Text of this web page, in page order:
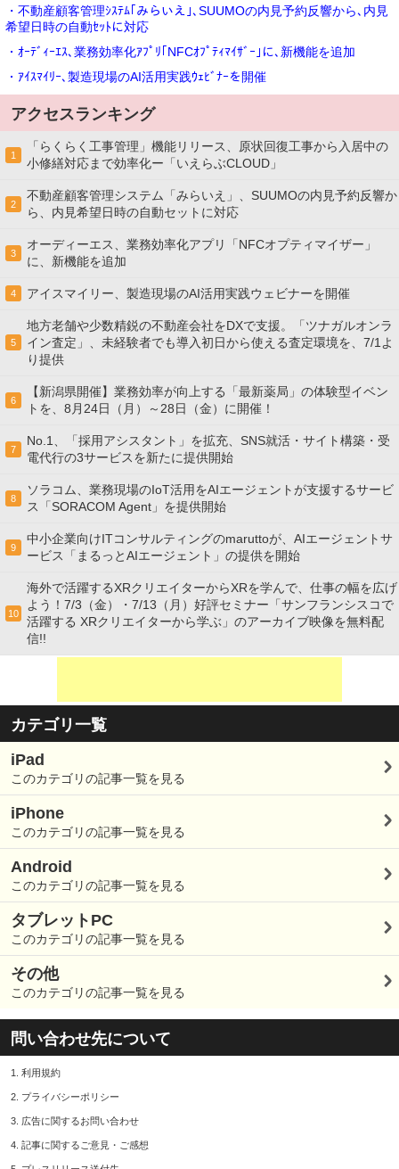
・不動産顧客管理ｼｽﾃﾑ｢みらいえ｣､SUUMOの内見予約反響から､内見
希望日時の自動ｾｯﾄに対応
・ｵｰﾃﾞｨｰｴｽ､業務効率化ｱﾌﾟﾘ｢NFCｵﾌﾟﾃｨﾏｲｻﾞｰ｣に､新機能を追加
・ｱｲｽﾏｲﾘｰ､製造現場のAI活用実践ｳｪﾋﾞﾅｰを開催
アクセスランキング
1
「らくらく工事管理」機能リリース、原状回復工事から入居中の
小修繕対応まで効率化ー「いえらぶCLOUD」
2
不動産顧客管理システム「みらいえ」、SUUMOの内見予約反響か
ら、内見希望日時の自動セットに対応
3
オーディーエス、業務効率化アプリ「NFCオプティマイザー」
に、新機能を追加
4 アイスマイリー、製造現場のAI活用実践ウェビナーを開催
5
地方老舗や少数精鋭の不動産会社をDXで支援。「ツナガルオンラ
イン査定」、未経験者でも導入初日から使える査定環境を、7/1よ
り提供
6
【新潟県開催】業務効率が向上する「最新薬局」の体験型イベン
トを、8月24日（月）～28日（金）に開催！
7
No.1、「採用アシスタント」を拡充、SNS就活・サイト構築・受
電代行の3サービスを新たに提供開始
8
ソラコム、業務現場のIoT活用をAIエージェントが支援するサービ
ス「SORACOM Agent」を提供開始
9
中小企業向けITコンサルティングのmaruttoが、AIエージェントサ
ービス「まるっとAIエージェント」の提供を開始
10
海外で活躍するXRクリエイターからXRを学んで、仕事の幅を広げ
よう！7/3（金）・7/13（月）好評セミナー「サンフランシスコで
活躍する XRクリエイターから学ぶ」のアーカイブ映像を無料配
信!!
カテゴリ一覧
iPad
このカテゴリの記事一覧を見る
iPhone
このカテゴリの記事一覧を見る
Android
このカテゴリの記事一覧を見る
タブレットPC
このカテゴリの記事一覧を見る
その他
このカテゴリの記事一覧を見る
問い合わせ先について
1. 利用規約
2. プライバシーポリシー
3. 広告に関するお問い合わせ
4. 記事に関するご意見・ご感想